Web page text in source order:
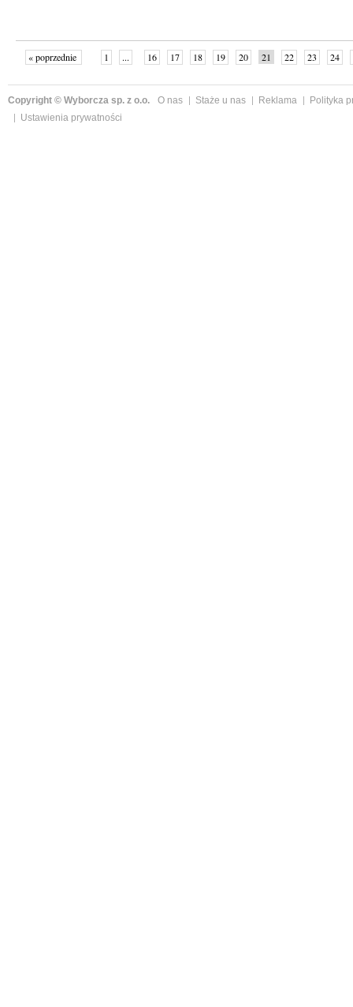
« poprzednie 1 ... 16 17 18 19 20 21 22 23 24
Copyright © Wyborcza sp. z o.o. O nas Staże u nas Reklama
Polityka
Ustawienia prywatności